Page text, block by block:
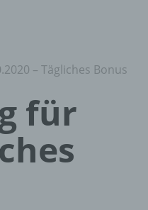
– Tägliches Bonus
für